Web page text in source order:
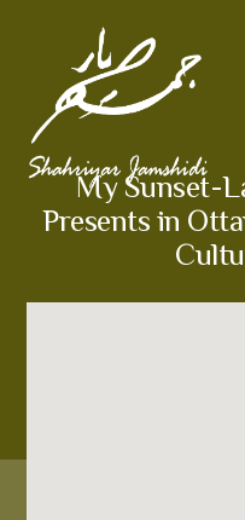
My Sunset-
Presents in